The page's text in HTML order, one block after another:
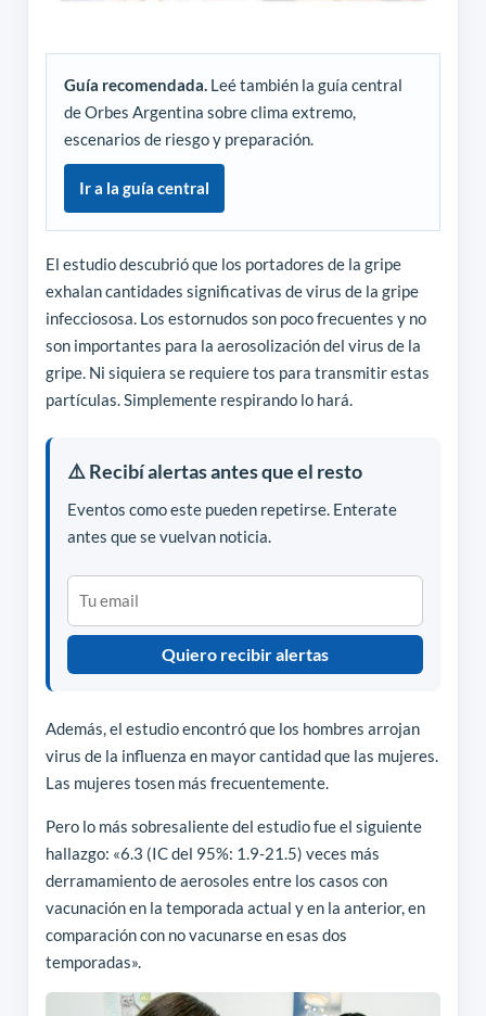
Guía recomendada.Leé también la guía central
de Orbes Argentina sobre clima extremo,
escenarios de riesgo y preparación.
Ir a la guía central
El estudio descubrió que los portadores de la gripe
exhalan cantidades significativas de virus de la gripe
infecciososa. Los estornudos son poco frecuentes y no
son importantes para la aerosolización del virus de la
gripe. Ni siquiera se requiere tos para transmitir estas
partículas. Simplemente respirando lo hará.
⚠️ Recibí alertas antes que el resto
Eventos como este pueden repetirse. Enterate
antes que se vuelvan noticia.
Quiero recibir alertas
Además, el estudio encontró que los hombres arrojan
virus de la influenza en mayor cantidad que las mujeres.
Las mujeres tosen más frecuentemente.
Pero lo más sobresaliente del estudio fue el siguiente
hallazgo: «6.3 (IC del 95%: 1.9-21.5) veces más
derramamiento de aerosoles entre los casos con
vacunación en la temporada actual y en la anterior, en
comparación con no vacunarse en esas dos
temporadas».